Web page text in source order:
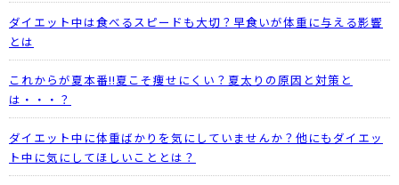
ダイエット中は食べるスピードも大切？早食いが体重に与える影響
とは
これからが夏本番!!夏こそ痩せにくい？夏太りの原因と対策と
は・・・？
ダイエット中に体重ばかりを気にしていませんか？他にもダイエッ
ト中に気にしてほしいこととは？